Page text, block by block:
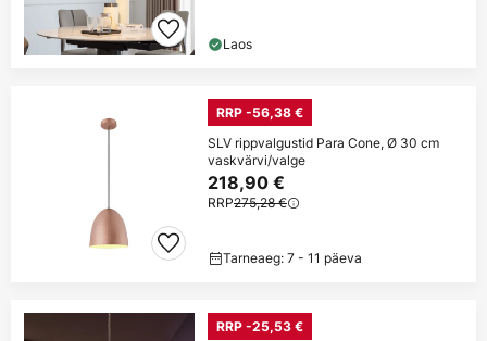
Laos
RRP -56,38 €
SLV rippvalgustid Para Cone, Ø 30 cm
vaskvärvi/valge
218,90 €
RRP275,28 €
Tarneaeg: 7 - 11 päeva
RRP -25,53 €